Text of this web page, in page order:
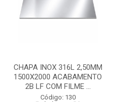
CHAPA INOX 316L 2,50MM
1500X2000 ACABAMENTO
2B LF COM FILME ...
Código: 130